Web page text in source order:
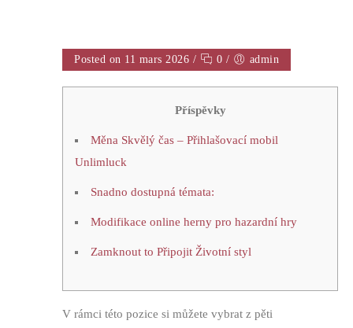
Posted on 11 mars 2026 / 0 / admin
Příspěvky
Měna Skvělý čas – Přihlašovací mobil
Unlimluck
Snadno dostupná témata:
Modifikace online herny pro hazardní hry
Zamknout to Připojit Životní styl
V rámci této pozice si můžete vybrat z pěti